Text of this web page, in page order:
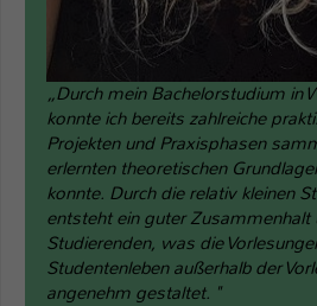
„Durch mein Bachelorstudium in
konnte ich bereits zahlreiche
Projekten und Praxisphasen
erlernten theoretischen
konnte. Durch die relativ kleinen
entsteht ein guter Zusammenhalt
Studierenden, was die
Studentenleben außerhalb der
angenehm gestaltet. "